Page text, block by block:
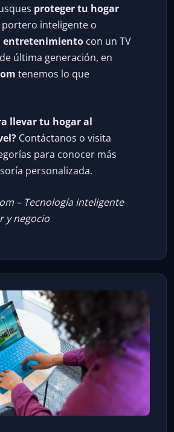
proteger tu hogar
portero inteligente o
entretenimiento con un TV
última generación, en
tenemos lo que
llevar tu hogar al
Contáctanos o visita
para conocer más
personalizada.
– Tecnología inteligente
y negocio